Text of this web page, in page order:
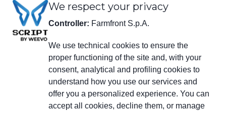
información legal
Farmfront S.p.A.
Planta y Domicilio social: Via S. Eusebio 7, 41014 Castelvetro di Modena
NIF, IVA, Número de registro en el Registro Mercantil de Modena
01294030364 – PEC (correo electrónico certificado):
We respect your privacy
Controller: Farmfront S.p.A.
We use technical cookies to ensure the
proper functioning of the site and, with your
consent, analytical and profiling cookies to
understand how you use our services and
offer you a personalized experience. You can
accept all cookies, decline them, or manage